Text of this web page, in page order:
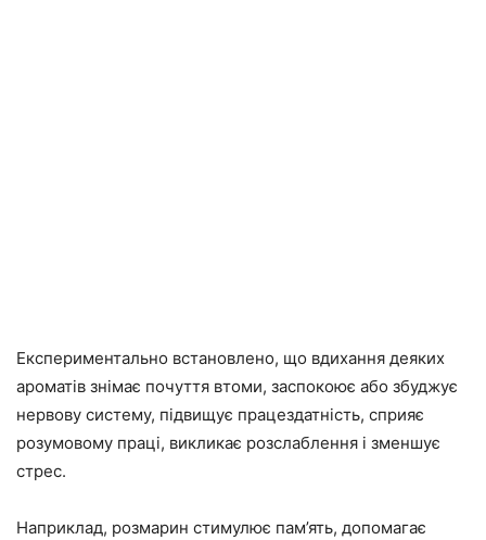
Експериментально встановлено, що вдихання деяких
ароматів знімає почуття втоми, заспокоює або збуджує
нервову систему, підвищує працездатність, сприяє
розумовому праці, викликає розслаблення і зменшує
стрес.
Наприклад, розмарин стимулює пам’ять, допомагає